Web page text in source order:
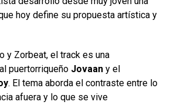
hoy define su propuesta artística y
y Zorbeat, el track es una
puertorriqueño Jovaan y el
. El tema aborda el contraste entre lo
afuera y lo que se vive